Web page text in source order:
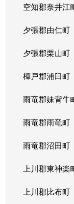
空知郡奈井江
夕張郡由仁町
夕張郡栗山町
樺戸郡浦臼町
雨竜郡妹背牛
雨竜郡雨竜町
雨竜郡沼田町
上川郡東神楽
上川郡比布町